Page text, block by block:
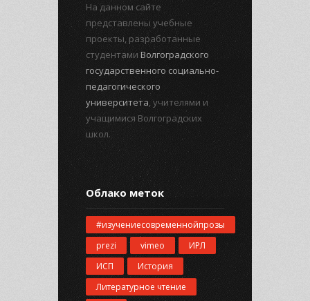
На данном сайте
представлены учебные
проекты, разработанные
студентами Волгоградского
государственного социально-
педагогического
университета, учителями и
учащимися Волгоградских
школ.
Облако меток
#изучениесовременнойпрозы
prezi
vimeo
ИРЛ
ИСП
История
Литературное чтение